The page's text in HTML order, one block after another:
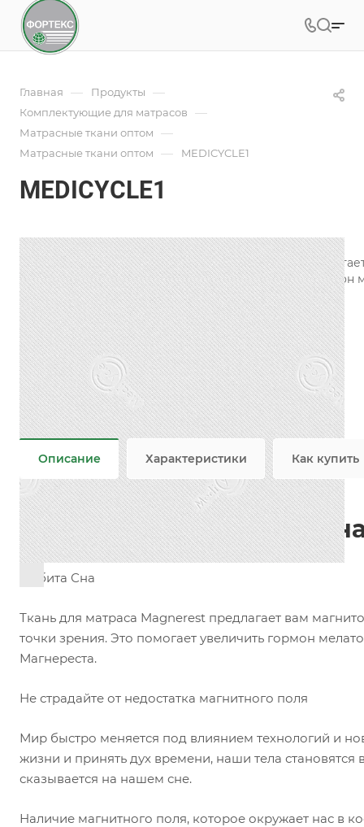
Главная — Продукты —
Комплектующие для матрасов —
Матрасные ткани оптом —
Матрасные ткани оптом — MEDICYCLE1
MEDICYCLE1
Под заказ Арт.MEDICYCLE1
Инновационная матрасная ткань MEDICYCLE1
научной точки зрения. Это помогает увеличить гормон
Подробности
Характеристики
Состав — 70.7%PES/29.3%VIS
Добавки— Пропитка
Плотность— 281 гр/м2
Все характеристики
Описание Характеристики Как купить
Инновационная
Орбита Сна
Ткань для матраса Magnerest предлагает вам
точки зрения. Это помогает увеличить гормон
Магнереста.
Не страдайте от недостатка магнитного поля
Мир быстро меняется под влиянием технологий и
жизни и принять дух времени, наши тела
сказывается на нашем сне.
Наличие магнитного поля, которое окружает нас в